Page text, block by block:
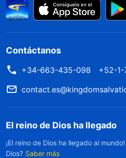
Contáctanos
+34-663-435-098
+52-
El reino de Dios ha llegado
¡El reino de Dios ha llegado al
Dios? Saber más